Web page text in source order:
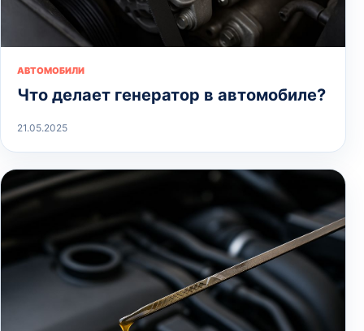
АВТОМОБИЛИ
Что делает генератор в автомобиле?
21.05.2025